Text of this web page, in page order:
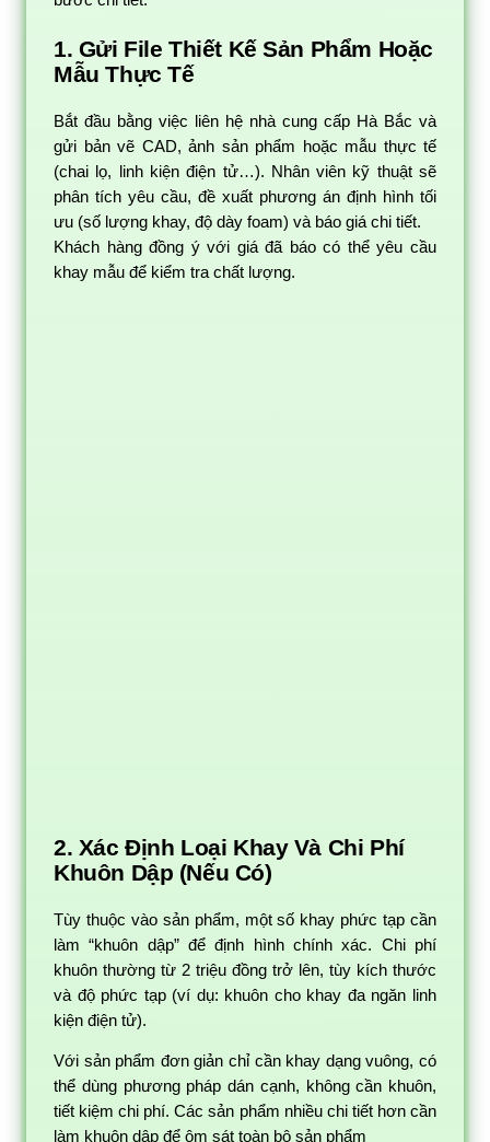
1. Gửi File Thiết Kế Sản Phẩm Hoặc
Mẫu Thực Tế
Bắt đầu bằng việc liên hệ nhà cung cấp Hà Bắc và
gửi bản vẽ CAD, ảnh sản phẩm hoặc mẫu thực tế
(chai lọ, linh kiện điện tử…). Nhân viên kỹ thuật sẽ
phân tích yêu cầu, đề xuất phương án định hình tối
ưu (số lượng khay, độ dày foam) và báo giá chi tiết.
Khách hàng đồng ý với giá đã báo có thể yêu cầu
khay mẫu để kiểm tra chất lượng.
2. Xác Định Loại Khay Và Chi Phí
Khuôn Dập (Nếu Có)
Tùy thuộc vào sản phẩm, một số khay phức tạp cần
làm “khuôn dập” để định hình chính xác. Chi phí
khuôn thường từ 2 triệu đồng trở lên, tùy kích thước
và độ phức tạp (ví dụ: khuôn cho khay đa ngăn linh
kiện điện tử).
Với sản phẩm đơn giản chỉ cần khay dạng vuông, có
thể dùng phương pháp dán cạnh, không cần khuôn,
tiết kiệm chi phí. Các sản phẩm nhiều chi tiết hơn cần
làm khuôn dập để ôm sát toàn bộ sản phẩm